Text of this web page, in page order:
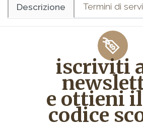
Descrizione Termini di
iscriviti
e ottieni
codice